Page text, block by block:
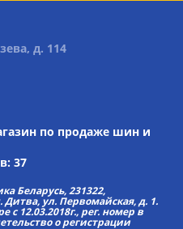
д. 114
по продаже шин и
37
Беларусь, 231322,
Дитва, ул. Первомайская, д. 1.
с 12.03.2018г., рег. номер в
о регистрации